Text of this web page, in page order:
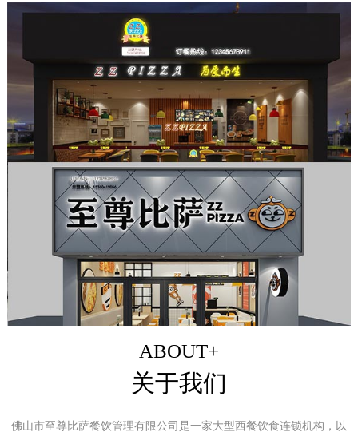
ABOUT+
关于我们
佛山市至尊比萨餐饮管理有限公司是一家大型西餐饮食连锁机构，以